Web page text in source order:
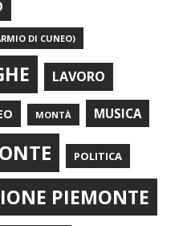
DI CUNEO)
LAVORO
MONTÀ MUSICA
POLITICA
PIEMONTE